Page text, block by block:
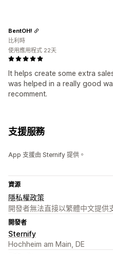
It helps create some extra
was helped in a really good
recomment.
BentOH!
比利時
使用應用程式 22天
支援服務
App 支援由 Sternify 提供。
資源
隱私權政策
開發者無法直接以繁體中文提供
開發者
Sternify
Hochheim am Main, DE